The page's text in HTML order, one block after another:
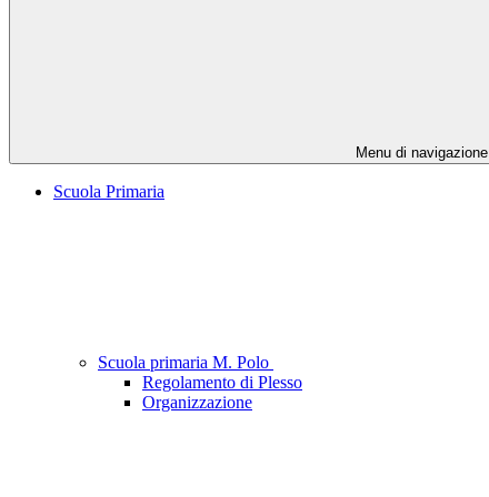
Menu di navigazione
Scuola Primaria
Scuola primaria M. Polo
Regolamento di Plesso
Organizzazione